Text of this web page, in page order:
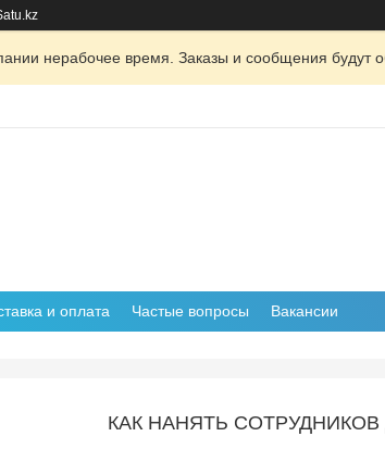
нерабочее время. Заказы и сообщения будут
и оплата Частые вопросы Вакансии
КАК НАНЯТЬ